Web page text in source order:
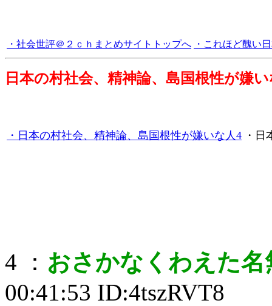
・社会世評＠２ｃｈまとめサイトトップへ ・これほど醜い
日本の村社会、精神論、島国根性が嫌
・日本の村社会、精神論、島国根性が嫌いな人4 ・
4 ： おさかなくわえた
00:41:53 ID:4tszRVT8